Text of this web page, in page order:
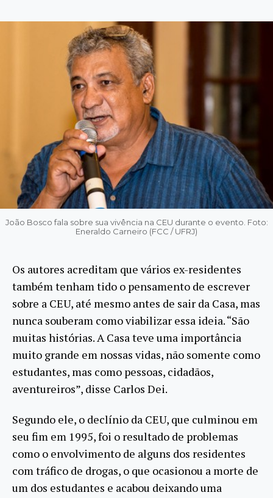
João Bosco fala sobre sua vivência na CEU durante o evento. Foto:
Eneraldo Carneiro (FCC / UFRJ)
Os autores acreditam que vários ex-residentes
também tenham tido o pensamento de escrever
sobre a CEU, até mesmo antes de sair da Casa, mas
nunca souberam como viabilizar essa ideia. “São
muitas histórias. A Casa teve uma importância
muito grande em nossas vidas, não somente como
estudantes, mas como pessoas, cidadãos,
aventureiros”, disse Carlos Dei.
Segundo ele, o declínio da CEU, que culminou em
seu fim em 1995, foi o resultado de problemas
como o envolvimento de alguns dos residentes
com tráfico de drogas, o que ocasionou a morte de
um dos estudantes e acabou deixando uma